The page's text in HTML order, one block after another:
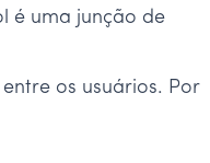
é uma junção de
os usuários. Por